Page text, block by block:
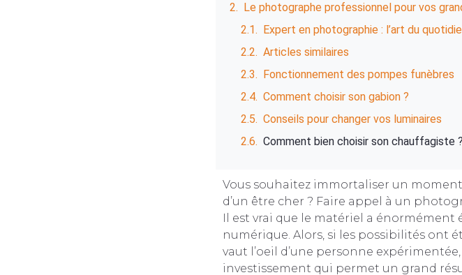
Le photographe professionnel pour vos
Expert en photographie : l’art du
Articles similaires
Fonctionnement des pompes funèbres
Comment choisir son gabion ?
Conseils pour changer vos luminaires
Comment bien choisir son chauffagiste ?
Vous souhaitez immortaliser un
d’un être cher ? Faire appel à un
Il est vrai que le matériel a énormément
numérique. Alors, si les possibilités ont
vaut l’oeil d’une personne
investissement qui permet un grand